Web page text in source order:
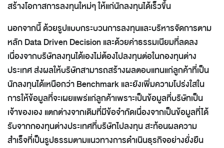
สร้างโอกาสการลงทุนใหม่ๆ ให้แก่นักลงทุนได้เร็วขึ้น
นอกจากนี้ ด้วยรูปแบบกระบวนการลงทุนและบริหารจัดการตาม
หลัก Data Driven Decision และด้วยค่าธรรมเนียมที่ลดลง
เนื่องจากบริษัทลงทุนได้เองไม่ต้องไปลงทุนต่อในกองทุนต่าง
ประเทศ ส่งผลให้บริษัทสามารถสร้างผลตอบแทนแก่ลูกค้าที่เป็น
นักลงทุนได้เหนือกว่า Benchmark และยังเพิ่มความโปร่งใสใน
การให้ข้อมูลที่จะเผยแพร่แก่ลูกค้าเพราะเป็นข้อมูลที่บริษัทเป็น
เจ้าของเอง แตกต่างจากเดิมที่มีข้อจำกัดเนื่องจากเป็นข้อมูลที่ได้
รับจากกองทุนต่างประเทศที่บริษัทไปลงทุน สะท้อนผลความ
สำเร็จที่เป็นรูปธรรมตามแนวทางการดำเนินธุรกิจอย่างยั่งยืน